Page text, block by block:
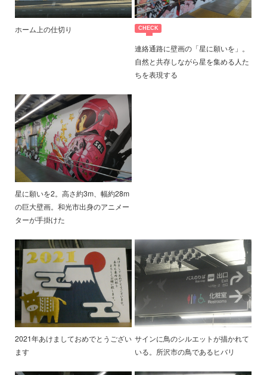
ホーム上の仕切り
連絡通路に壁画の「星に願いを」。
自然と共存しながら星を集める人た
ちを表現する
星に願いを2。高さ約3m、幅約28m
の巨大壁画。和光市出身のアニメー
ターが手掛けた
2021年あけましておめでとうござい
ます
サインに鳥のシルエットが描かれて
いる。所沢市の鳥であるヒバリ